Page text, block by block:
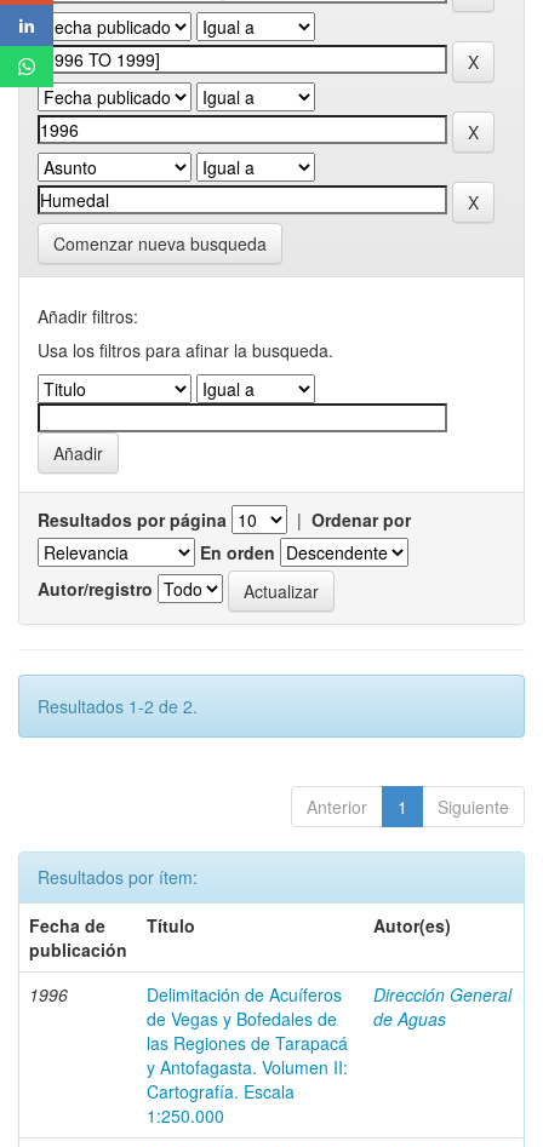
Comenzar nueva busqueda
Añadir filtros:
Usa los filtros para afinar la busqueda.
Resultados por página | Ordenar por
En orden
Autor/registro
Resultados 1-2 de 2.
Anterior 1 Siguiente
Resultados por ítem:
Fecha de
publicación
Título Autor(es)
1996
Delimitación de Acuíferos
de Vegas y Bofedales de
las Regiones de Tarapacá
y Antofagasta. Volumen II:
Cartografía. Escala
1:250.000
Dirección General
de Aguas